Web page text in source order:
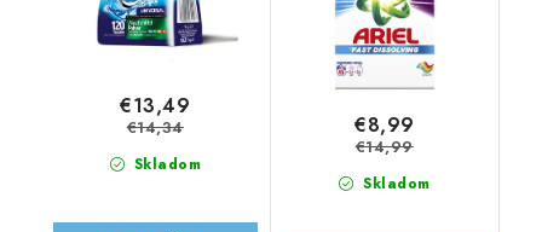
Skladom
€13,49
€14,34
Skladom
€8,99
€14,99